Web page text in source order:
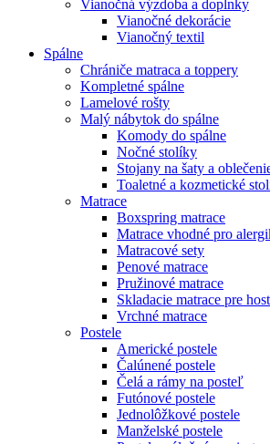
Vianočná výzdoba a doplnky
Vianočné dekorácie
Vianočný textil
Spálne
Chrániče matraca a toppery
Kompletné spálne
Lamelové rošty
Malý nábytok do spálne
Komody do spálne
Nočné stolíky
Stojany na šaty a
Toaletné a kozmetické
Matrace
Boxspring matrace
Matrace vhodné pro
Matracové sety
Penové matrace
Pružinové matrace
Skladacie matrace pre
Vrchné matrace
Postele
Americké postele
Čalúnené postele
Čelá a rámy na posteľ
Futónové postele
Jednolôžkové postele
Manželské postele